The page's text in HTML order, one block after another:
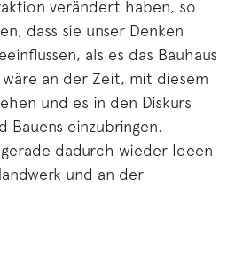
verändert haben, so
dass sie unser Denken
als es das Bauhaus
an der Zeit, mit diesem
und es in den Diskurs
Bauens einzubringen.
dadurch wieder Ideen
und an der